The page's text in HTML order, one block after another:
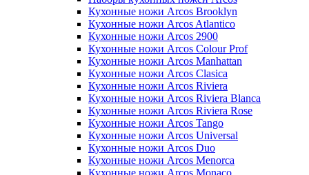
Кухонные ножи Arcos Brooklyn
Кухонные ножи Arcos Atlantico
Кухонные ножи Arcos 2900
Кухонные ножи Arcos Colour Prof
Кухонные ножи Arcos Manhattan
Кухонные ножи Arcos Clasica
Кухонные ножи Arcos Riviera
Кухонные ножи Arcos Riviera Blanca
Кухонные ножи Arcos Riviera Rose
Кухонные ножи Arcos Tango
Кухонные ножи Arcos Universal
Кухонные ножи Arcos Duo
Кухонные ножи Arcos Menorca
Кухонные ножи Arcos Monaco